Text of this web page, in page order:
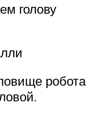
голову
робота